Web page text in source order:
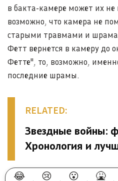
в бакта-камере может их не
возможно, что камера не
старыми травмами и
Фетт вернется в камеру до
Фетте", то, возможно,
последние шрамы.
RELATED:
Звездные войны:
Хронология и
😂
😢
😮
🤮